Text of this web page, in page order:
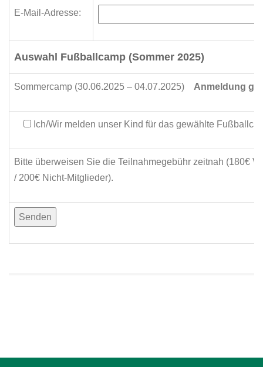
E-Mail-Adresse:
Auswahl Fußballcamp (Sommer 2025)
Sommercamp (30.06.2025 – 04.07.2025) Anmeldung
Ich/Wir melden unser Kind für das gewählte
Bitte überweisen Sie die Teilnahmegebühr zeitnah (180€
/ 200€ Nicht-Mitglieder).